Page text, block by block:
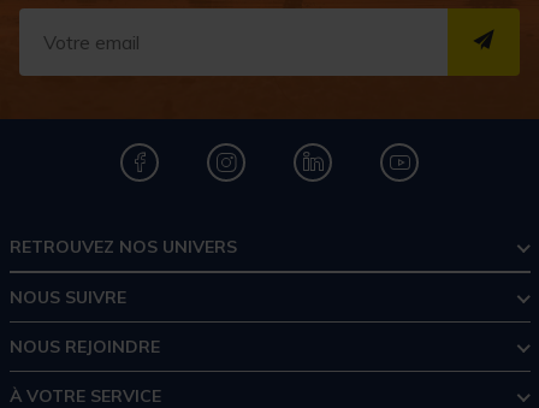
RETROUVEZ NOS UNIVERS
NOUS SUIVRE
NOUS REJOINDRE
À VOTRE SERVICE